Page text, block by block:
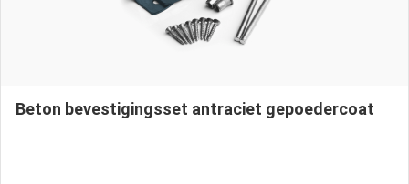
Beton bevestigingsset antraciet gepoedercoat